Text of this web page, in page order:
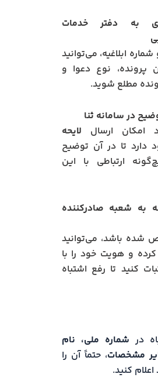
به دفتر خدمات
ابلاغیه، می‌توانید
پرونده، نوع دعوا و
مطلع شوید.
در سامانه ثنا
امکان ارسال لایحه
دارد تا در آن توضیح
ارتباطی با این
به شعبه صادرکننده
شده باشد، می‌توانید
و هویت خود را با
کنید تا رفع اشتباه
در شماره ملی، نام
مشخصات، حتماً آن را
کنید.